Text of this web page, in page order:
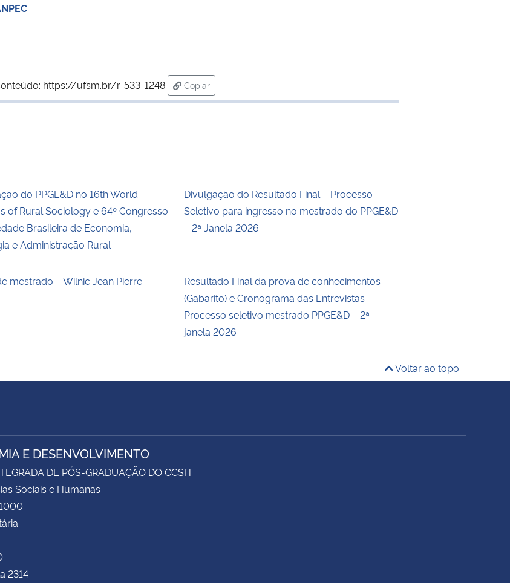
https://ufsm.br/r-533-1248
Copiar
para área de transferência
do PPGE&D no 16th World
of Rural Sociology e 64º Congresso
Brasileira de Economia,
e Administração Rural
Divulgação do Resultado Final – Processo
Seletivo para ingresso no mestrado do PPGE&D
– 2ª Janela 2026
mestrado – Wilnic Jean Pierre
Resultado Final da prova de conhecimentos
(Gabarito) e Cronograma das Entrevistas –
Processo seletivo mestrado PPGE&D – 2ª
janela 2026
Voltar ao topo
E DESENVOLVIMENTO
DE PÓS-GRADUAÇÃO DO CCSH
Sociais e Humanas
2314